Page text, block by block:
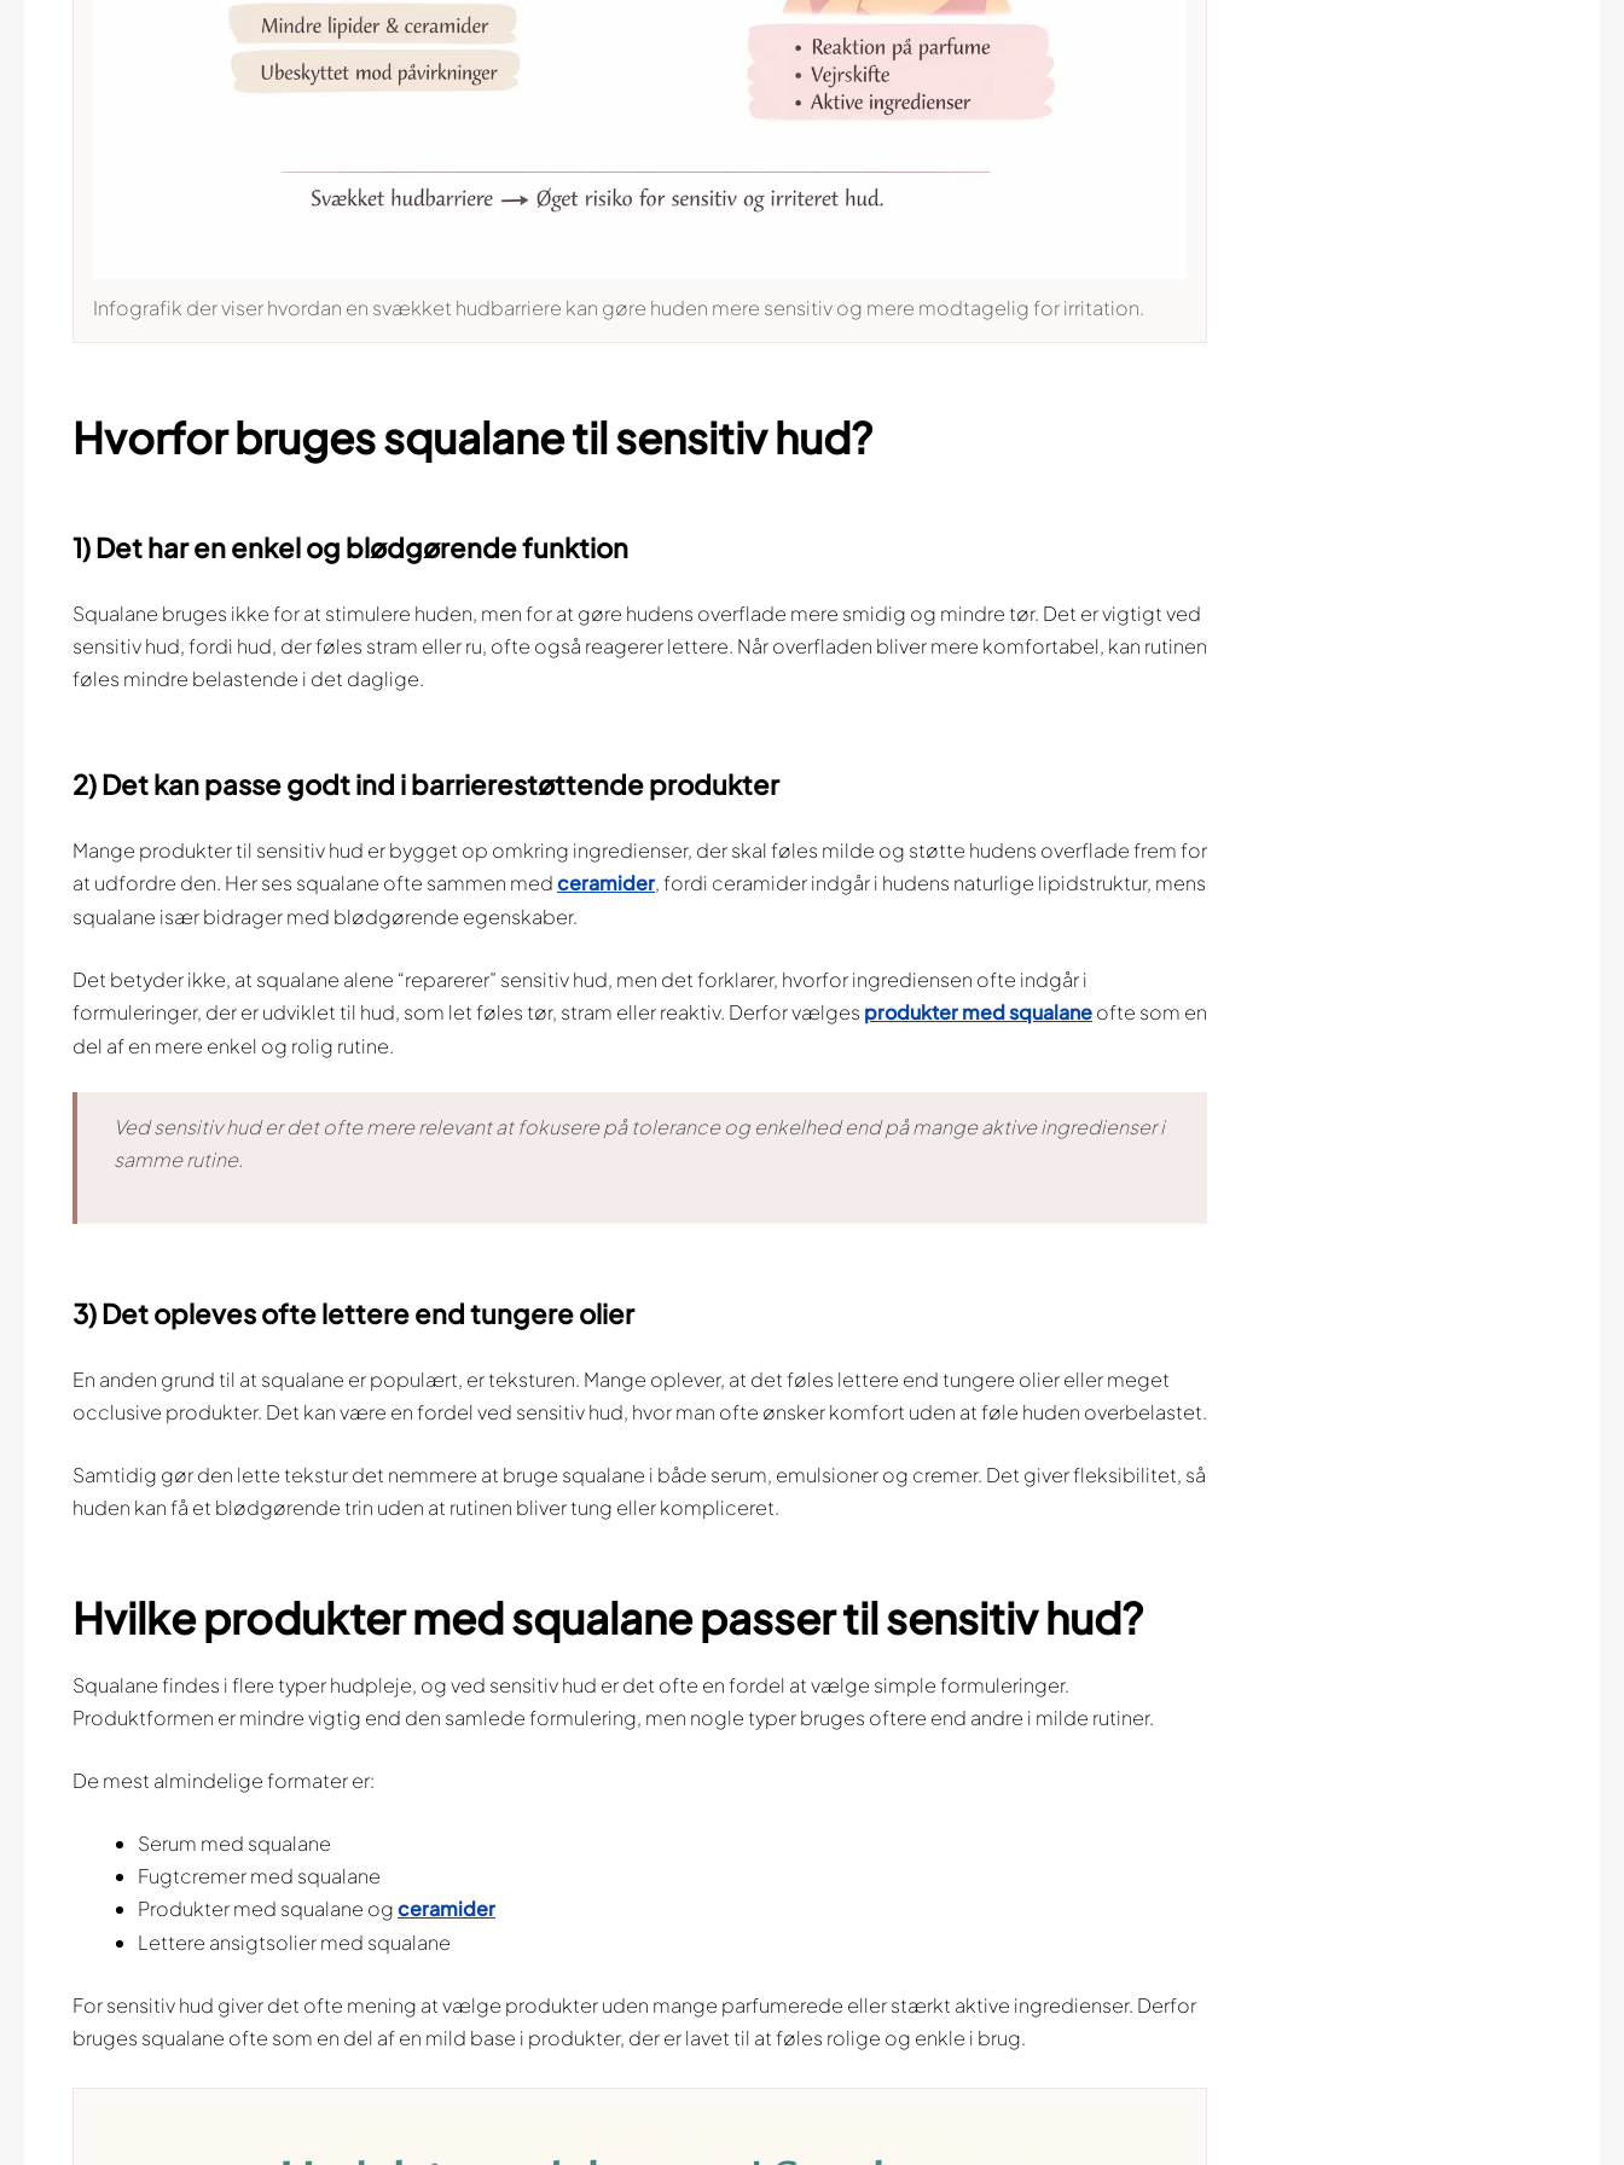
Infografik der viser hvordan en svækket hudbarriere kan gøre huden mere sensitiv og mere modtagelig for irritation.
Hvorfor bruges squalane til sensitiv hud?
1) Det har en enkel og blødgørende funktion
Squalane bruges ikke for at stimulere huden, men for at gøre hudens overflade mere smidig og mindre tør. Det er vigtigt ved
sensitiv hud, fordi hud, der føles stram eller ru, ofte også reagerer lettere. Når overfladen bliver mere komfortabel, kan rutinen
føles mindre belastende i det daglige.
2) Det kan passe godt ind i barrierestøttende produkter
Mange produkter til sensitiv hud er bygget op omkring ingredienser, der skal føles milde og støtte hudens overflade frem for
at udfordre den. Her ses squalane ofte sammen medceramider, fordi ceramider indgår i hudens naturlige lipidstruktur, mens
squalane især bidrager med blødgørende egenskaber.
Det betyder ikke, at squalane alene “reparerer” sensitiv hud, men det forklarer, hvorfor ingrediensen ofte indgår i
formuleringer, der er udviklet til hud, som let føles tør, stram eller reaktiv. Derfor vælges produkter med squalaneofte som en
del af en mere enkel og rolig rutine.
Ved sensitiv hud er det ofte mere relevant at fokusere på tolerance og enkelhed end på mange aktive ingredienser i
samme rutine.
3) Det opleves ofte lettere end tungere olier
En anden grund til at squalane er populært, er teksturen. Mange oplever, at det føles lettere end tungere olier eller meget
occlusive produkter. Det kan være en fordel ved sensitiv hud, hvor man ofte ønsker komfort uden at føle huden overbelastet.
Samtidig gør den lette tekstur det nemmere at bruge squalane i både serum, emulsioner og cremer. Det giver fleksibilitet, så
huden kan få et blødgørende trin uden at rutinen bliver tung eller kompliceret.
Hvilke produkter med squalane passer til sensitiv hud?
Squalane findes i flere typer hudpleje, og ved sensitiv hud er det ofte en fordel at vælge simple formuleringer.
Produktformen er mindre vigtig end den samlede formulering, men nogle typer bruges oftere end andre i milde rutiner.
De mest almindelige formater er:
Serum med squalane
Fugtcremer med squalane
Produkter med squalane ogceramider
Lettere ansigtsolier med squalane
For sensitiv hud giver det ofte mening at vælge produkter uden mange parfumerede eller stærkt aktive ingredienser. Derfor
bruges squalane ofte som en del af en mild base i produkter, der er lavet til at føles rolige og enkle i brug.